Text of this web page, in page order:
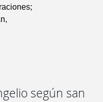
según san